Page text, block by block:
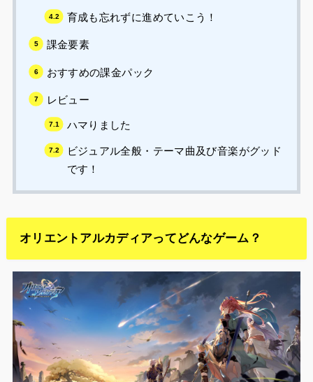
育成も忘れずに進めていこう！
課金要素
おすすめの課金パック
レビュー
ハマりました
ビジュアル全般・テーマ曲及び音楽がグッド
です！
オリエントアルカディアってどんなゲーム？